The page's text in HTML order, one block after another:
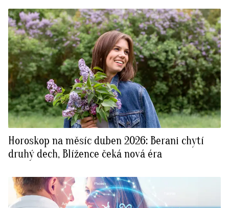
Horoskop na měsíc duben 2026: Berani chytí
druhý dech, Blížence čeká nová éra